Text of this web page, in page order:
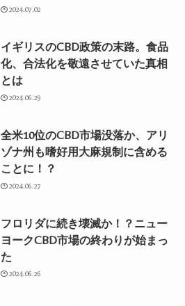
2024.07.02
イギリスのCBD政策の末路。食品
化、合法化を敬遠させていた真相
とは
2024.06.29
全米10位のCBD市場没落か、アリ
ゾナ州も嗜好用大麻規制に含める
ことに！？
2024.06.27
フロリダに続き壊滅か！？ニュー
ヨークCBD市場の終わりが始まっ
た
2024.06.26